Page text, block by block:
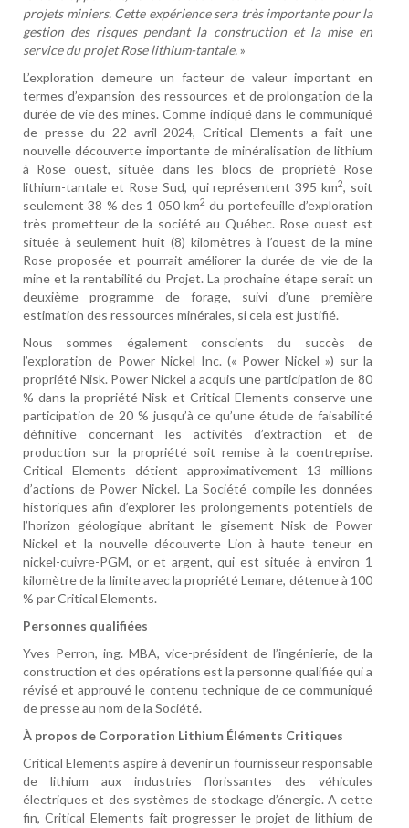
projets miniers. Cette expérience sera très importante pour la
gestion des risques pendant la construction et la mise en
service du projet Rose lithium-tantale.»
L’exploration demeure un facteur de valeur important en
termes d’expansion des ressources et de prolongation de la
durée de vie des mines. Comme indiqué dans le communiqué
de presse du 22 avril 2024, Critical Elements a fait une
nouvelle découverte importante de minéralisation de lithium
à Rose ouest, située dans les blocs de propriété Rose
lithium-tantale et Rose Sud, qui représentent 395 km2, soit
seulement 38 % des 1 050 km2 du portefeuille d’exploration
très prometteur de la société au Québec. Rose ouest est
située à seulement huit (8) kilomètres à l’ouest de la mine
Rose proposée et pourrait améliorer la durée de vie de la
mine et la rentabilité du Projet. La prochaine étape serait un
deuxième programme de forage, suivi d’une première
estimation des ressources minérales, si cela est justifié.
Nous sommes également conscients du succès de
l’exploration de Power Nickel Inc. (« Power Nickel ») sur la
propriété Nisk. Power Nickel a acquis une participation de 80
% dans la propriété Nisk et Critical Elements conserve une
participation de 20 % jusqu’à ce qu’une étude de faisabilité
définitive concernant les activités d’extraction et de
production sur la propriété soit remise à la coentreprise.
Critical Elements détient approximativement 13 millions
d’actions de Power Nickel. La Société compile les données
historiques afin d’explorer les prolongements potentiels de
l’horizon géologique abritant le gisement Nisk de Power
Nickel et la nouvelle découverte Lion à haute teneur en
nickel-cuivre-PGM, or et argent, qui est située à environ 1
kilomètre de la limite avec la propriété Lemare, détenue à 100
% par Critical Elements.
Personnes qualifiées
Yves Perron, ing. MBA, vice-président de l’ingénierie, de la
construction et des opérations est la personne qualifiée qui a
révisé et approuvé le contenu technique de ce communiqué
de presse au nom de la Société.
À propos de Corporation Lithium Éléments Critiques
Critical Elements aspire à devenir un fournisseur responsable
de lithium aux industries florissantes des véhicules
électriques et des systèmes de stockage d’énergie. A cette
fin, Critical Elements fait progresser le projet de lithium de